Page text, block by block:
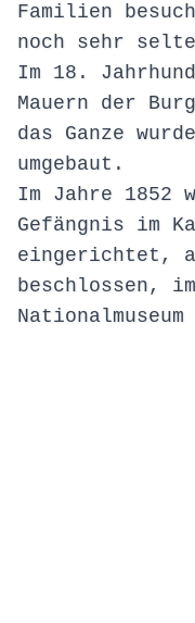
Familien
noch sehr
Im 18.
Mauern der
das Ganze
umgebaut.
Im Jahre 1852
Gefängnis im
eingerichtet,
beschlossen,